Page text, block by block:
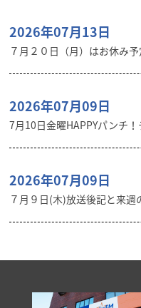
2026年07月13日
７月２０日（月）はお休み
2026年07月09日
7月10日金曜HAPPYパンチ！
2026年07月09日
７月９日(木)放送後記と来週